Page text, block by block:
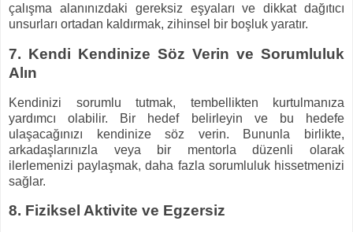
çalışma alanınızdaki gereksiz eşyaları ve dikkat dağıtıcı
unsurları ortadan kaldırmak, zihinsel bir boşluk yaratır.
7. Kendi Kendinize Söz Verin ve Sorumluluk
Alın
Kendinizi sorumlu tutmak, tembellikten kurtulmanıza
yardımcı olabilir. Bir hedef belirleyin ve bu hedefe
ulaşacağınızı kendinize söz verin. Bununla birlikte,
arkadaşlarınızla veya bir mentorla düzenli olarak
ilerlemenizi paylaşmak, daha fazla sorumluluk hissetmenizi
sağlar.
8. Fiziksel Aktivite ve Egzersiz